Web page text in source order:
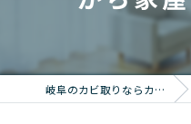
岐阜のカビ取りならカビバスターズ岐阜